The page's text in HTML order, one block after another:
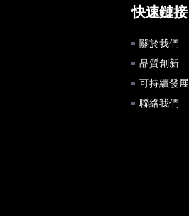
快速鏈接
關於我們
品質創新
可持續發展
聯絡我們